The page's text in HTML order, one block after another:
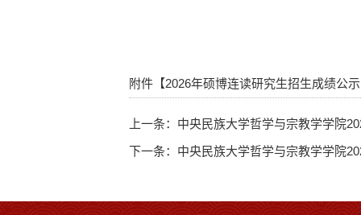
附件【2026年硕博连读研究生招生成绩公
上一条： 中央民族大学哲学与宗教学学院
下一条： 中央民族大学哲学与宗教学学院